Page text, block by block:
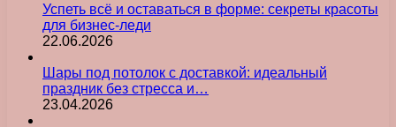
Успеть всё и оставаться в форме: секреты красоты
для бизнес-леди
22.06.2026
Шары под потолок с доставкой: идеальный
праздник без стресса и…
23.04.2026